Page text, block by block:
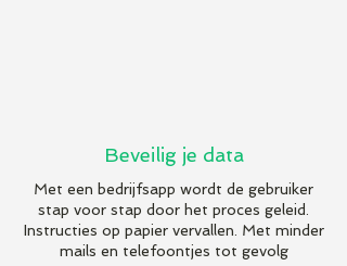
Beveilig je data
Met een bedrijfsapp wordt de gebruiker
stap voor stap door het proces geleid.
Instructies op papier vervallen. Met minder
mails en telefoontjes tot gevolg